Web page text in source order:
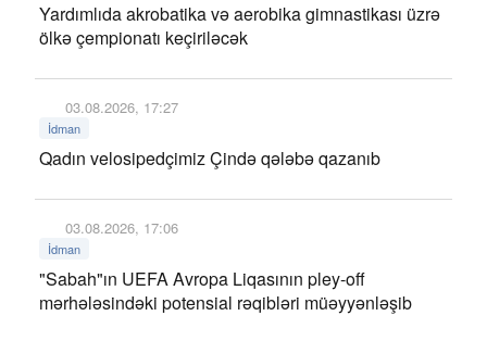
Yardımlıda akrobatika və aerobika gimnastikası üzrə
ölkə çempionatı keçiriləcək
03.08.2026, 17:27
İdman
Qadın velosipedçimiz Çində qələbə qazanıb
03.08.2026, 17:06
İdman
"Sabah"ın UEFA Avropa Liqasının pley-off
mərhələsindəki potensial rəqibləri müəyyənləşib